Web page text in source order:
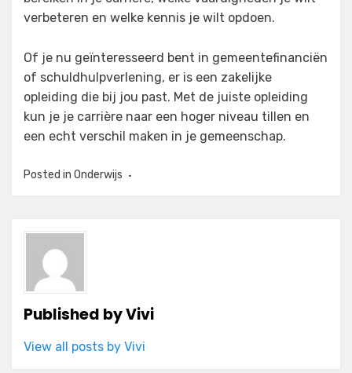
verbeteren en welke kennis je wilt opdoen.
Of je nu geïnteresseerd bent in gemeentefinanciën
of schuldhulpverlening, er is een zakelijke
opleiding die bij jou past. Met de juiste opleiding
kun je je carrière naar een hoger niveau tillen en
een echt verschil maken in je gemeenschap.
Posted in Onderwijs
Published byVivi
View all posts by Vivi